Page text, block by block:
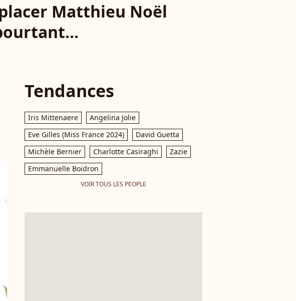
Matthieu Noël
Tendances
Iris Mittenaere
Angelina Jolie
Eve Gilles (Miss France 2024)
David Guetta
Michèle Bernier
Charlotte Casiraghi
Zazie
Emmanuelle Boidron
VOIR TOUS LES PEOPLE